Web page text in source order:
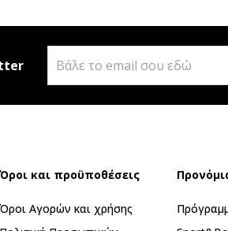
Όροι και προϋποθέσεις
Όροι Αγορών και χρήσης